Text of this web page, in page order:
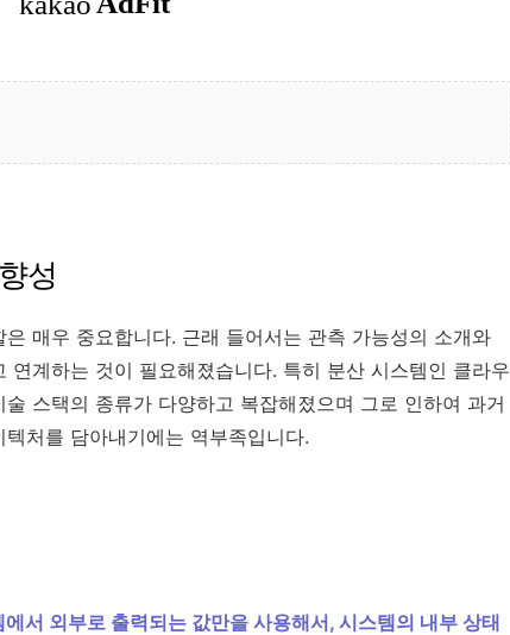
성
매우 중요합니다. 근래 들어서는 관측 가능성의 소개와
연계하는 것이 필요해졌습니다. 특히 분산 시스템인 클라우
스택의 종류가 다양하고 복잡해졌으며 그로 인하여 과거
처를 담아내기에는 역부족입니다.
에서 외부로 출력되는 값만을 사용해서, 시스템의 내부 상태